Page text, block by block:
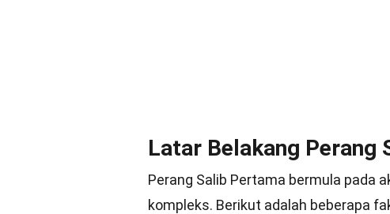
Latar Belakang Perang
Perang Salib Pertama bermula pada
kompleks. Berikut adalah beberapa